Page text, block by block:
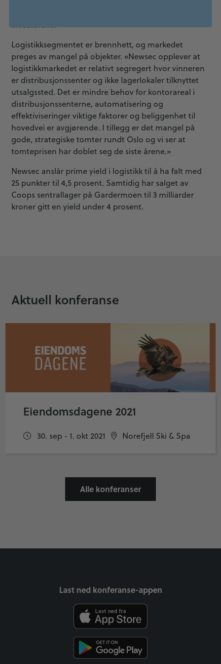
investorene.
Logistikksegmentet er brennhett, og markedet
preges av mangel på objekter. «Newsec opplever at
logistikkmarkedet er relativt segregert hvor vinneren
er distribusjonssenter og ikke lagerlokaler tilknyttet
utsalgssted. Det er mindre behov for kontorareal i
distribusjonssenterne, automatisering og
effektiviseringer viktige faktorer og beliggenhet til
hovedvei er avgjørende. I tillegg er det mangel på
gode, strategiske tomter rundt Oslo og vi ser at
tomteprisen har doblet seg de siste årene.»
Newsec anslår prime yield i logistikk til å ha falt med
25 punkter til 4,5 prosent. Samtidig har salget av
Coops sentrallager på Gardermoen til 3 milliarder
kroner gitt en yield under 4 prosent.
Aktuell konferanse
Eiendomsdagene 2021
30. sep - 1. okt 2021 Norefjell Ski & Spa
Alle konferanser
Last ned konferanse-appen